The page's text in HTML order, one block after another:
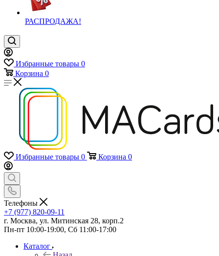
РАСПРОДАЖА!
Избранные товары 0
Корзина 0
Избранные товары 0 Корзина 0
Телефоны
+7 (977) 820-09-11
г. Москва, ул. Митинская 28, корп.2
Пн-пт 10:00-19:00, Сб 11:00-17:00
Каталог